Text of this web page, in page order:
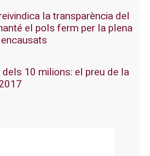
la transparència del
el pols ferm per la plena
dels 10 milions: el preu de la